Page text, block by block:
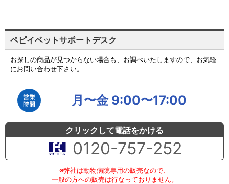
ペピイベットサポートデスク
お探しの商品が見つからない場合も、お調べいたしますので、お気軽
にお問い合わせ下さい。
月〜金 9:00〜17:00
クリックして電話をかける
0120-757-252
※弊社は動物病院専用の販売なので、
一般の方への販売は行なっておりません。